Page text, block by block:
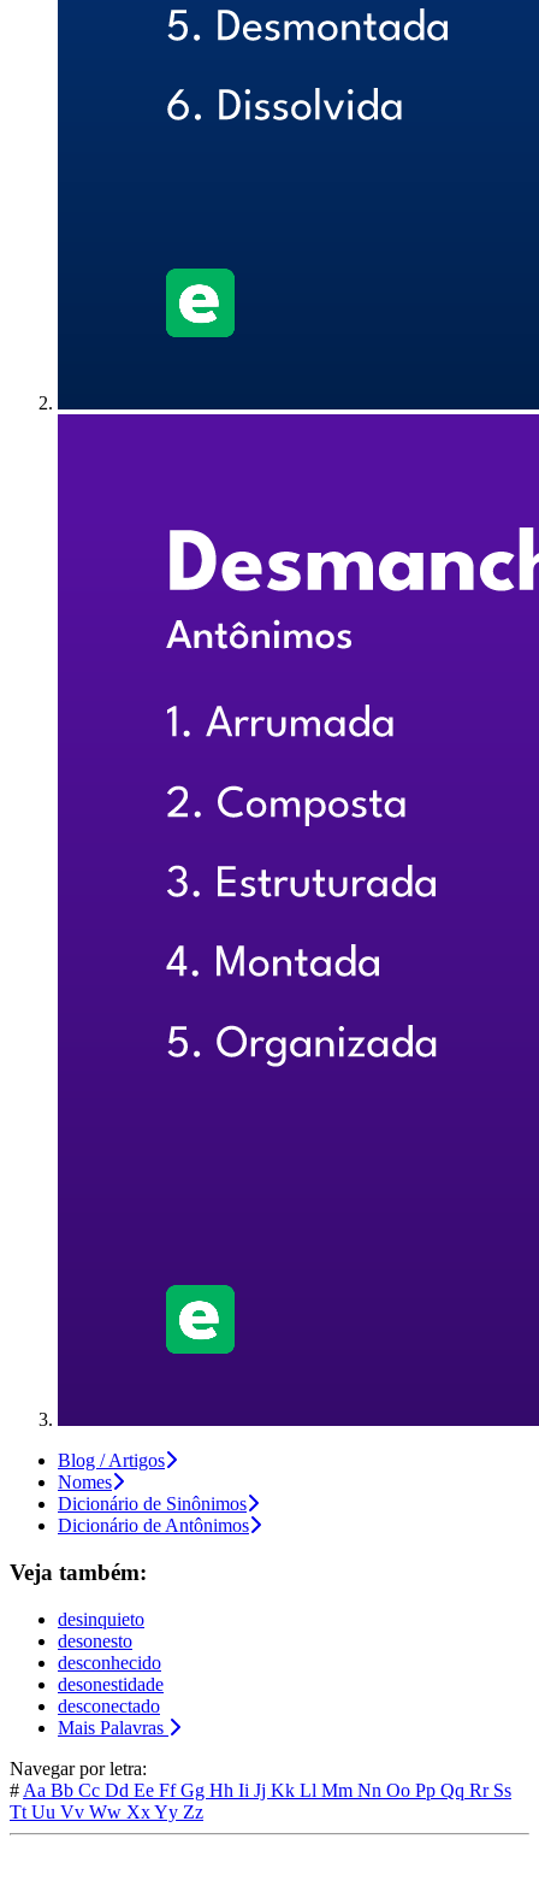
Blog / Artigos
Nomes
Dicionário de Sinônimos
Dicionário de Antônimos
Veja também:
desinquieto
desonesto
desconhecido
desonestidade
desconectado
Mais Palavras
Navegar por letra:
# Aa Bb Cc Dd Ee FfGg Hh Ii Jj Kk Ll Mm Nn Oo Pp Qq Rr Ss
Tt Uu Vv Ww XxYy Zz